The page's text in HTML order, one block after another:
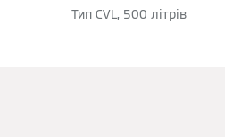
Тип CVL, 500 літрів